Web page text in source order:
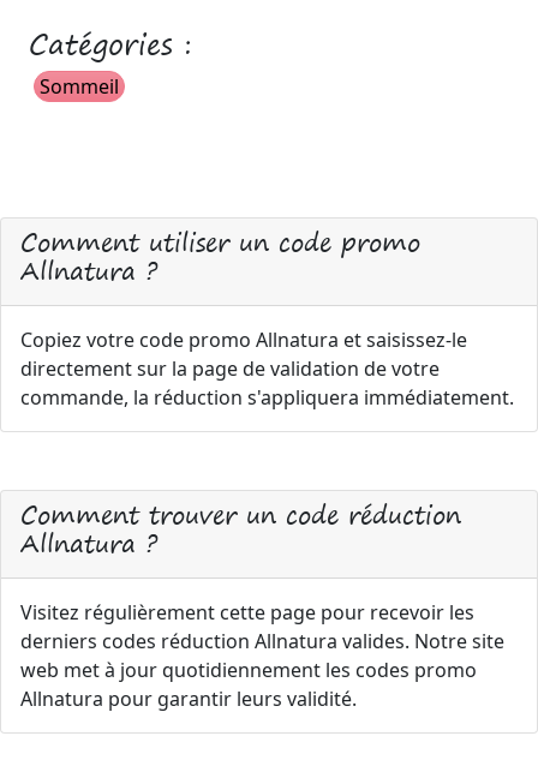
Catégories :
Sommeil
Comment utiliser un code promo
Allnatura ?
Copiez votre code promo Allnatura et saisissez-le
directement sur la page de validation de votre
commande, la réduction s'appliquera immédiatement.
Comment trouver un code réduction
Allnatura ?
Visitez régulièrement cette page pour recevoir les
derniers codes réduction Allnatura valides. Notre site
web met à jour quotidiennement les codes promo
Allnatura pour garantir leurs validité.